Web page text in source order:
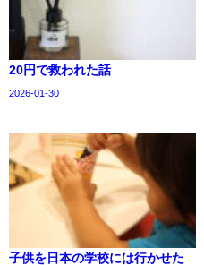
20円で救われた話
2026-01-30
子供を日本の学校には行かせた